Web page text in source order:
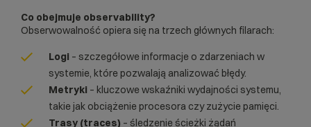
Co obejmuje observability?
Obserwowalność opiera się na trzech głównych filarach:
Logi – szczegółowe informacje o zdarzeniach w
systemie, które pozwalają analizować błędy.
Metryki – kluczowe wskaźniki wydajności systemu,
takie jak obciążenie procesora czy zużycie pamięci.
Trasy (traces) – śledzenie ścieżki żądań